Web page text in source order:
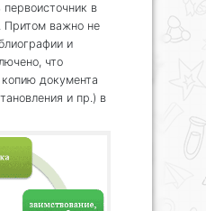
первоисточник в
Притом важно не
и
что
документа
и пр.) в